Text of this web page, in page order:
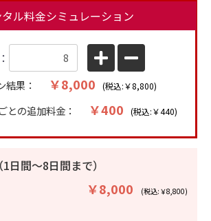
タル料金シミュレーション
結果： ￥8,000 (税込:￥8,800)
との追加料金： ￥400 (税込:￥440)
日間〜8日間まで）
￥8,000 (税込:￥8,800)